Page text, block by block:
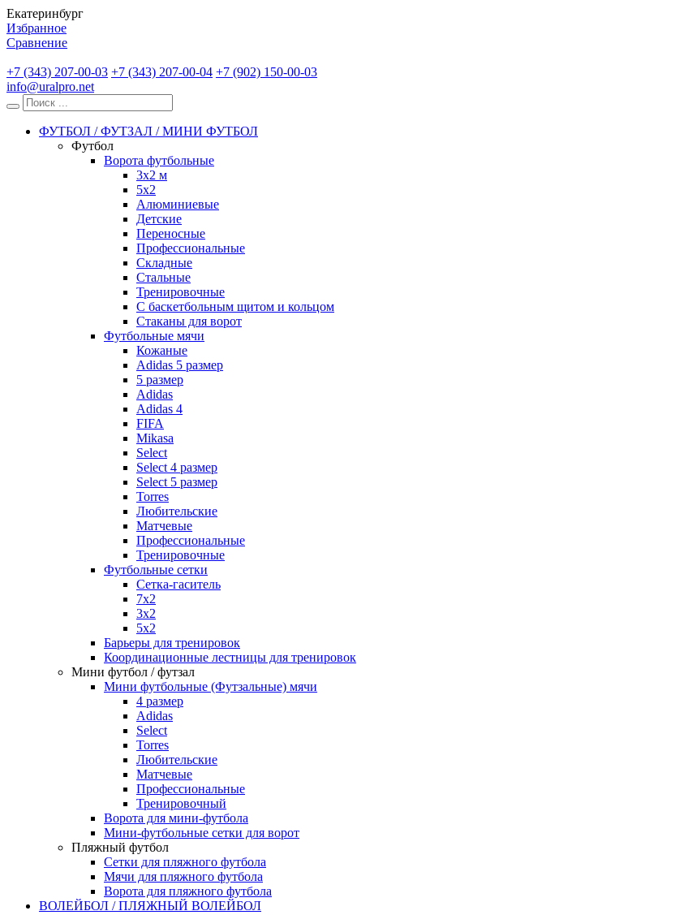
Екатеринбург
Избранное
Сравнение
+7 (343) 207-00-03 +7 (343) 207-00-04 +7 (902) 150-00-03
info@uralpro.net
ФУТБОЛ / ФУТЗАЛ / МИНИ ФУТБОЛ
Футбол
Ворота футбольные
3х2 м
5х2
Алюминиевые
Детские
Переносные
Профессиональные
Складные
Стальные
Тренировочные
С баскетбольным щитом и кольцом
Стаканы для ворот
Футбольные мячи
Кожаные
Adidas 5 размер
5 размер
Adidas
Adidas 4
FIFA
Mikasa
Select
Select 4 размер
Select 5 размер
Torres
Любительские
Матчевые
Профессиональные
Тренировочные
Футбольные сетки
Сетка-гаситель
7x2
3х2
5х2
Барьеры для тренировок
Координационные лестницы для тренировок
Мини футбол / футзал
Мини футбольные (Футзальные) мячи
4 размер
Adidas
Select
Torres
Любительские
Матчевые
Профессиональные
Тренировочный
Ворота для мини-футбола
Мини-футбольные сетки для ворот
Пляжный футбол
Сетки для пляжного футбола
Мячи для пляжного футбола
Ворота для пляжного футбола
ВОЛЕЙБОЛ / ПЛЯЖНЫЙ ВОЛЕЙБОЛ